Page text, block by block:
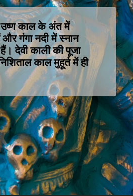
उष्ण काल के अंत में
गंगा नदी में स्नान
देवी काली की पूजा
काल मुहूर्त में ही